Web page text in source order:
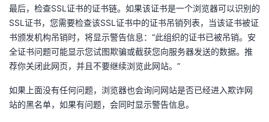
最后，检查SSL证书的证书链。如果该证书是一个浏览器可以识别的
SSL证书，您需要检查该SSL证书中的证书吊销列表，当该证书被证
书颁发机构吊销时，将显示警告信息：“此组织的证书已被吊销。安
全证书问题可能显示您试图欺骗或截获您向服务器发送的数据。推
荐你关闭此网页，并且不要继续浏览此网站。”
如果上面没有任何问题，浏览器也会询问网站是否已经进入欺诈网
站的黑名单，如果有问题，会同时显示警告信息。